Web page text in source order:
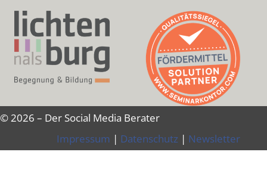
© 2026 – Der Social Media Berater
Impressum | Datenschutz | Newsletter